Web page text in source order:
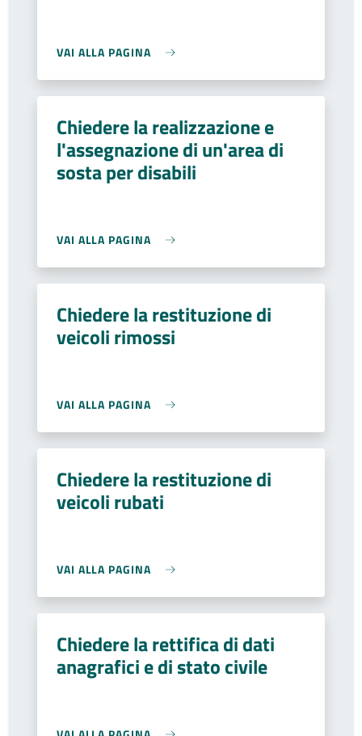
VAI ALLA PAGINA
Chiedere la realizzazione e
l'assegnazione di un'area di
sosta per disabili
VAI ALLA PAGINA
Chiedere la restituzione di
veicoli rimossi
VAI ALLA PAGINA
Chiedere la restituzione di
veicoli rubati
VAI ALLA PAGINA
Chiedere la rettifica di dati
anagrafici e di stato civile